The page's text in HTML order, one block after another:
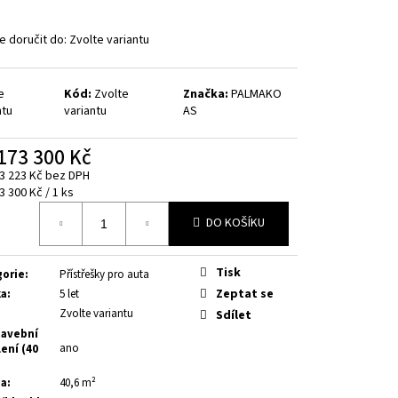
doručit do: Zvolte variantu
Kód: Zvolte
variantu
Značka: PALMAKO
AS
300 Kč
223 Kčbez DPH
300 Kč / 1 ks
DO KOŠÍKU
:
Přístřešky pro auta
:
5 let
Zvolte variantu
(40
ano
:
40,6 m²
Tisk
Zeptat se
Sdílet